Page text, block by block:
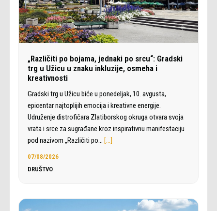
„Različiti po bojama, jednaki po srcu“: Gradski
trg u Užicu u znaku inkluzije, osmeha i
kreativnosti
Gradski trg u Užicu biće u ponedeljak, 10. avgusta,
epicentar najtoplijih emocija i kreativne energije.
Udruženje distrofičara Zlatiborskog okruga otvara svoja
vrata i srce za sugrađane kroz inspirativnu manifestaciju
pod nazivom „Različiti po…
[…]
07/08/2026
DRUŠTVO